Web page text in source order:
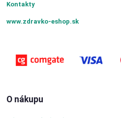
Kontakty
www.zdravko-eshop.sk
O nákupu